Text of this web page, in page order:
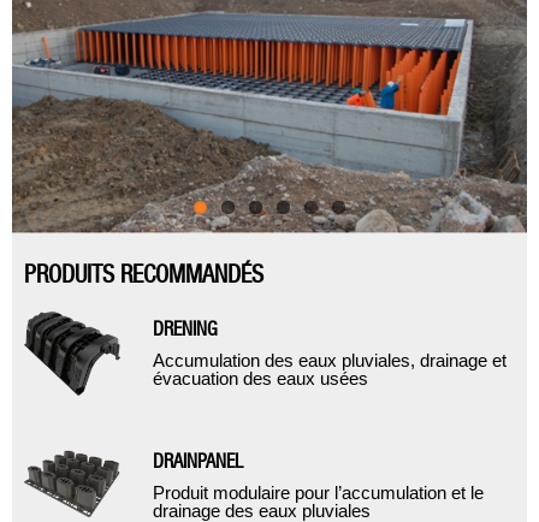
PRODUITS RECOMMANDÉS
DRENING
Accumulation des eaux pluviales, drainage et
évacuation des eaux usées
DRAINPANEL
Produit modulaire pour l’accumulation et le
drainage des eaux pluviales